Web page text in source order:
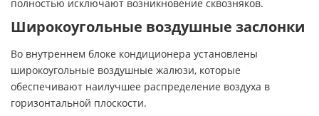
полностью исключают возникновение сквозняков.
Широкоугольные воздушные заслонки
Во внутреннем блоке кондиционера установлены
широкоугольные воздушные жалюзи, которые
обеспечивают наилучшее распределение воздуха в
горизонтальной плоскости.